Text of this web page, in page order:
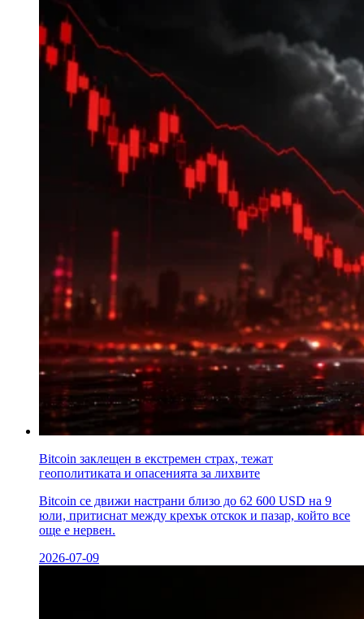
Bitcoin заклещен в екстремен страх, тежат
геополитиката и опасенията за лихвите
Bitcoin се движи настрани близо до 62 600 USD на 9
юли, притиснат между крехък отскок и пазар, който все
още е нервен.
2026-07-09